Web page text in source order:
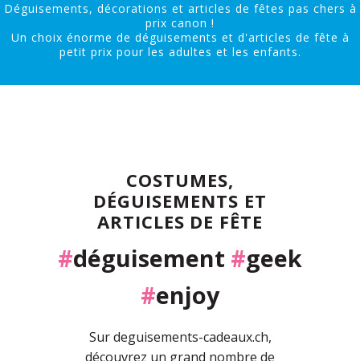
Déguisements, décorations et articles de fêtes pas chers à
prix canon !
Un choix énorme de déguisements et d'articles de fête à
petit prix pour les adultes et les enfants.
COSTUMES,
DÉGUISEMENTS ET
ARTICLES DE FÊTE
#déguisement #geek
#enjoy
Sur deguisements-cadeaux.ch,
découvrez un grand nombre de